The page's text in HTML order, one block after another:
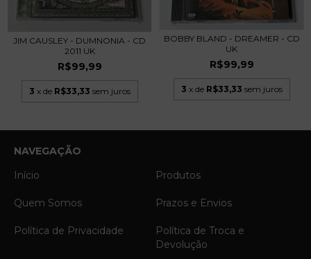
JIM CAUSLEY - DUMNONIA - CD
2011 UK
R$99,99
3 x de R$33,33 sem juros
BOBBY BLAND - DREAMER - CD
UK
R$99,99
3 x de R$33,33 sem juros
NAVEGAÇÃO
Início
Produtos
Quem Somos Prazos e Envios
Política de Privacidade
Política de Troca e
Devolução